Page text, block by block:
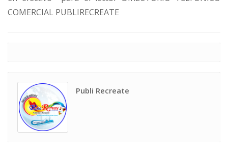
COMERCIAL PUBLIRECREATE
Publi Recreate